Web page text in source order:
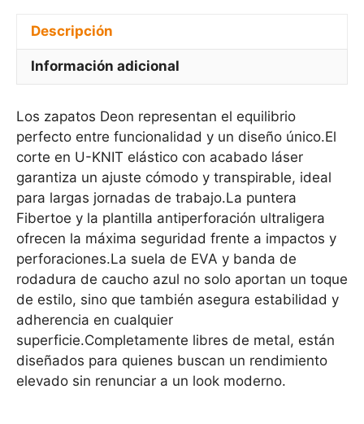
Descripción
Información adicional
Los zapatos Deon representan el equilibrio
perfecto entre funcionalidad y un diseño único.El
corte en U-KNIT elástico con acabado láser
garantiza un ajuste cómodo y transpirable, ideal
para largas jornadas de trabajo.La puntera
Fibertoe y la plantilla antiperforación ultraligera
ofrecen la máxima seguridad frente a impactos y
perforaciones.La suela de EVA y banda de
rodadura de caucho azul no solo aportan un toque
de estilo, sino que también asegura estabilidad y
adherencia en cualquier
superficie.Completamente libres de metal, están
diseñados para quienes buscan un rendimiento
elevado sin renunciar a un look moderno.